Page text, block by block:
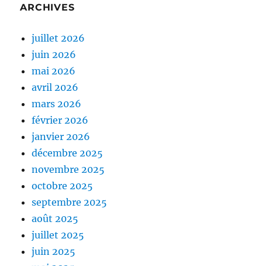
ARCHIVES
juillet 2026
juin 2026
mai 2026
avril 2026
mars 2026
février 2026
janvier 2026
décembre 2025
novembre 2025
octobre 2025
septembre 2025
août 2025
juillet 2025
juin 2025